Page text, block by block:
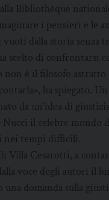
Bibliothèque
i pensieri e
dalla storia senza
scelto di confrontarsi
non è il filosofo
ha spiegato.
da un’idea di
il celebre mondo
nei tempi difficili.
Villa Cesarotti, a
voce degli autori il
domanda sulla